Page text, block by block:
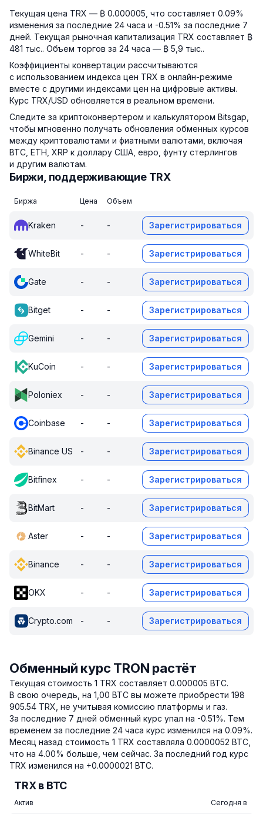
Текущая цена TRX — ₿ 0.000005, что составляет 0.09%
изменения за последние 24 часа и -0.51% за последние 7
дней. Текущая рыночная капитализация TRX составляет ₿
481 тыс.. Объем торгов за 24 часа — ₿ 5,9 тыс..
Коэффициенты конвертации рассчитываются
с использованием индекса цен TRX в онлайн-режиме
вместе с другими индексами цен на цифровые активы.
Курс TRX/USD обновляется в реальном времени.
Следите за криптоконвертером и калькулятором Bitsgap,
чтобы мгновенно получать обновления обменных курсов
между криптовалютами и фиатными валютами, включая
BTC, ETH, XRP к доллару США, евро, фунту стерлингов
и другим валютам.
Биржи, поддерживающие TRX
Биржа Цена Объем
Kraken - - Зарегистрироваться
WhiteBit - - Зарегистрироваться
Gate - - Зарегистрироваться
Bitget - - Зарегистрироваться
Gemini - - Зарегистрироваться
KuCoin - - Зарегистрироваться
Poloniex - - Зарегистрироваться
Coinbase - - Зарегистрироваться
Binance US - - Зарегистрироваться
Bitfinex - - Зарегистрироваться
BitMart - - Зарегистрироваться
Aster - - Зарегистрироваться
Binance - - Зарегистрироваться
OKX - - Зарегистрироваться
Crypto.com - - Зарегистрироваться
Обменный курс TRON растёт
Текущая стоимость 1 TRX составляет 0.000005 BTC.
В свою очередь, на 1,00 BTC вы можете приобрести 198
905.54 TRX, не учитывая комиссию платформы и газ.
За последние 7 дней обменный курс упал на -0.51%. Тем
временем за последние 24 часа курс изменился на 0.09%.
Месяц назад стоимость 1 TRX составляла 0.0000052 BTC,
что на 4.00% больше, чем сейчас. За последний год курс
TRX изменился на +0.0000021 BTC.
TRX в BTC
Актив Сегодня в